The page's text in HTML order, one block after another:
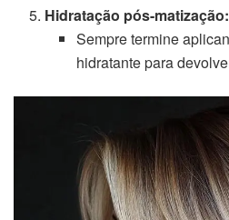
Hidratação pós-matização:
Sempre termine
hidratante para